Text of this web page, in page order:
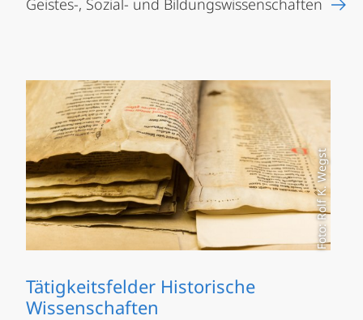
Geistes-, Sozial- und Bildungswissenschaften
Foto: Rolf K. Wegst
Tätigkeitsfelder Historische
Wissenschaften